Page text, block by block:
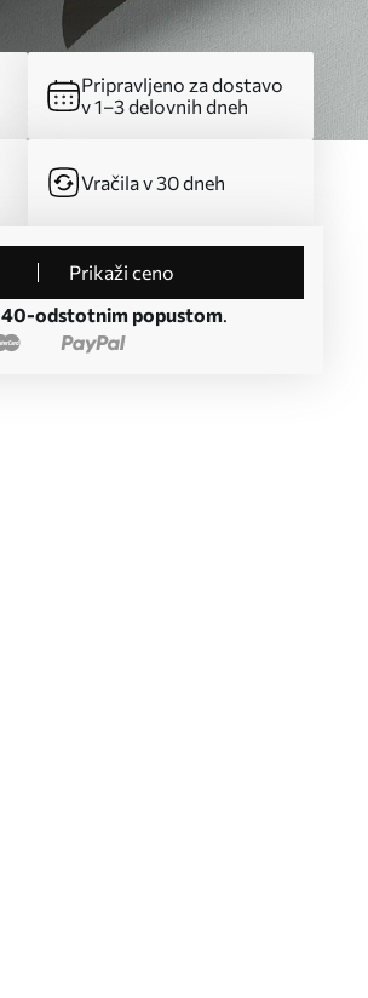
Pripravljeno za dostavo
v 1–3 delovnih dneh
Vračila v 30 dneh
Prikaži ceno
40-odstotnim popustom.